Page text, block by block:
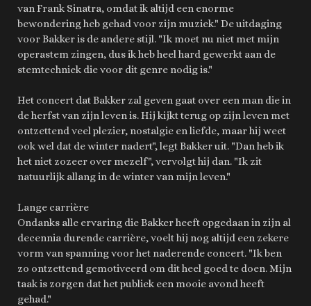
van Frank Sinatra, omdat ik altijd een enorme
bewondering heb gehad voor zijn muziek." De uitdaging
voor Bakker is de andere stijl. "Ik moet nu niet met mijn
operastem zingen, dus ik heb heel hard gewerkt aan de
stemtechniek die voor dit genre nodig is."
Het concert dat Bakker zal geven gaat over een man die in
de herfst van zijn leven is. Hij kijkt terug op zijn leven met
ontzettend veel plezier, nostalgie en liefde, maar hij weet
ook wel dat de winter nadert", legt Bakker uit. "Dan heb ik
het niet zozeer over mezelf", vervolgt hij dan. "Ik zit
natuurlijk allang in de winter van mijn leven."
Lange carrière
Ondanks alle ervaring die Bakker heeft opgedaan in zijn al
decennia durende carrière, voelt hij nog altijd een zekere
vorm van spanning voor het naderende concert. "Ik ben
zo ontzettend gemotiveerd om dit heel goed te doen. Mijn
taak is zorgen dat het publiek een mooie avond heeft
gehad."